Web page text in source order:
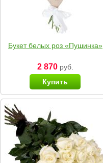
Букет белых роз «Пушинка»
2 870руб.
Купить